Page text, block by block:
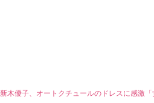
新木優子、オートクチュールのドレスに感激